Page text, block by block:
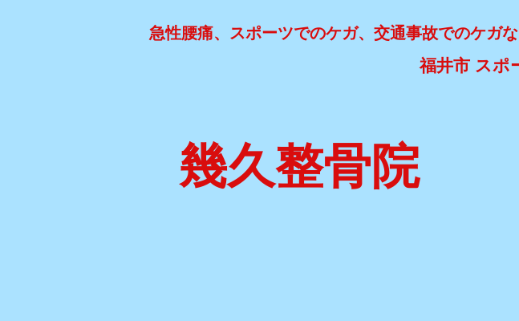
急性腰痛、スポーツでのケガ、交通事故でのケガ
福井市 スポ
幾久整骨院